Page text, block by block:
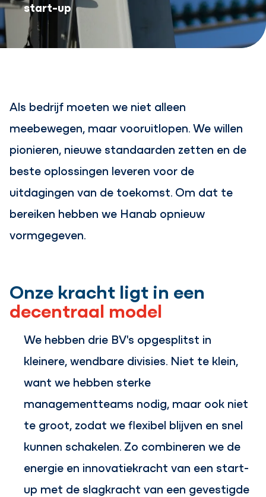
start-up
Als bedrijf moeten we niet alleen
meebewegen, maar vooruitlopen. We willen
pionieren, nieuwe standaarden zetten en de
beste oplossingen leveren voor de
uitdagingen van de toekomst. Om dat te
bereiken hebben we Hanab opnieuw
vormgegeven.
Onze kracht ligt in een
decentraal model
We hebben drie BV's opgesplitst in
kleinere, wendbare divisies. Niet te klein,
want we hebben sterke
managementteams nodig, maar ook niet
te groot, zodat we flexibel blijven en snel
kunnen schakelen. Zo combineren we de
energie en innovatiekracht van een start-
up met de slagkracht van een gevestigde